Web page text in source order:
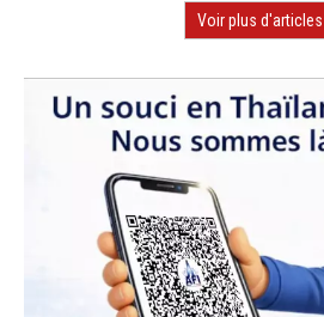
Voir plus d'articles